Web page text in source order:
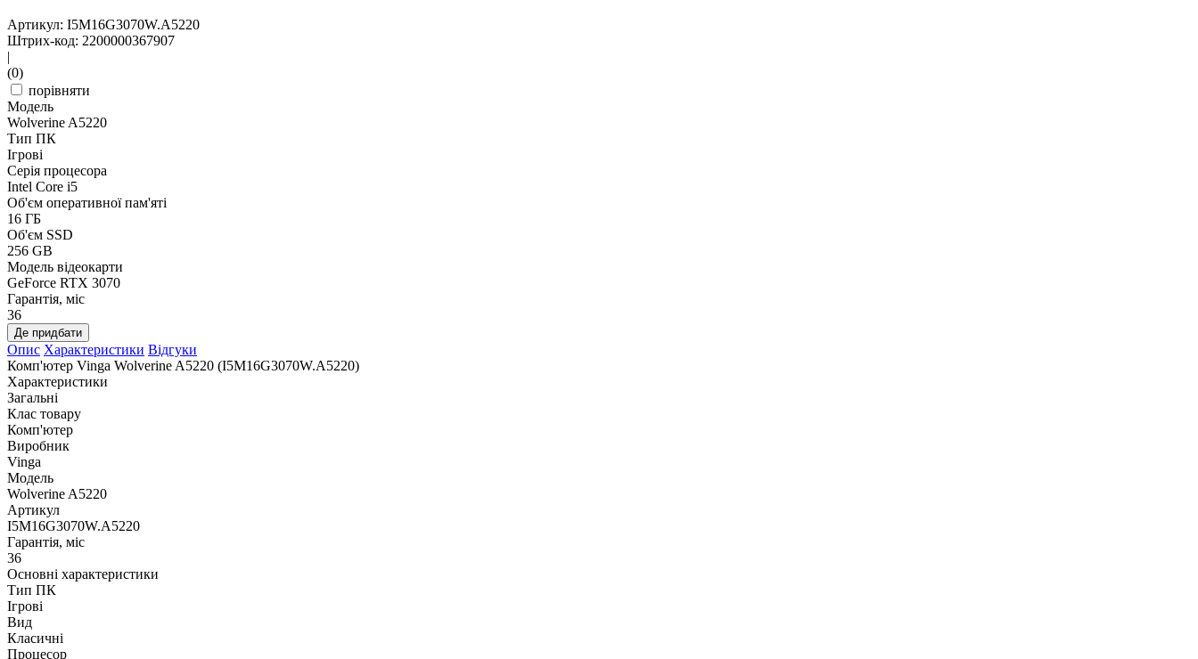
Артикул: I5M16G3070W.A5220
Штрих-код: 2200000367907
|
(0)
порівняти
Модель
Wolverine A5220
Тип ПК
Ігрові
Серія процесора
Intel Core i5
Об'єм оперативної пам'яті
16 ГБ
Об'єм SSD
256 GB
Модель відеокарти
GeForce RTX 3070
Гарантія, міс
36
Де придбати
Опис Характеристики Відгуки
Комп'ютер Vinga Wolverine A5220 (I5M16G3070W.A5220)
Характеристики
Загальні
Клас товару
Комп'ютер
Виробник
Vinga
Модель
Wolverine A5220
Артикул
I5M16G3070W.A5220
Гарантія, міс
36
Основні характеристики
Тип ПК
Ігрові
Вид
Класичні
Процесор